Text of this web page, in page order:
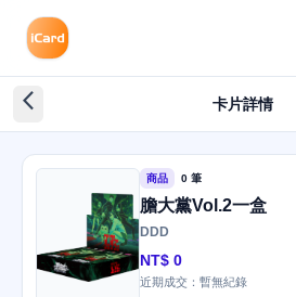
arrow_back_ios_new 卡片詳情
商品 0 筆
膽大黨Vol.2一盒
DDD
NT$ 0
近期成交：暫無紀錄